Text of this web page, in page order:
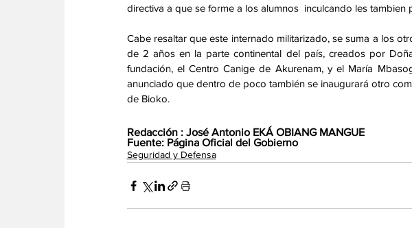
directiva a que se forme a los alumnos  inculcando les
Cabe resaltar que este internado militarizado, se suma a los
de 2 años en la parte continental del país, creados por
fundación, el Centro Canige de Akurenam, y el María
anunciado que dentro de poco también se inaugurará otro
de Bioko.
Redacción : José Antonio EKÁ OBIANG MANGUE
Fuente: Página Oficial del Gobierno
Seguridad y Defensa